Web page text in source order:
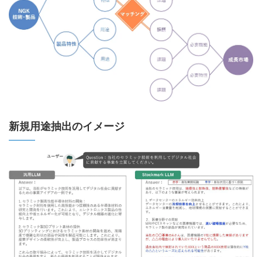
新規用途抽出のイメージ